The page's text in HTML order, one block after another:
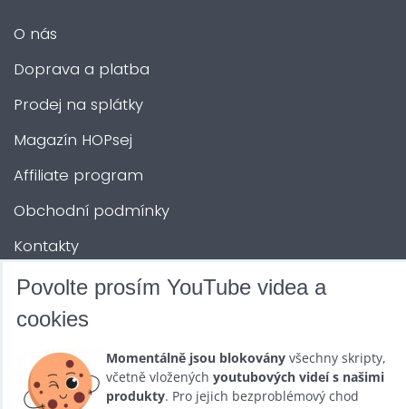
O nás
Doprava a platba
Prodej na splátky
Magazín HOPsej
Affiliate program
Obchodní podmínky
Kontakty
DALŠÍ SLUŽBY
Zábava na Vaši akci
Půjčovna
Povolte prosím YouTube videa a
cookies
Momentálně jsou blokovány všechny skripty,
včetně vložených youtubových videí s našimi
produkty. Pro jejich bezproblémový chod